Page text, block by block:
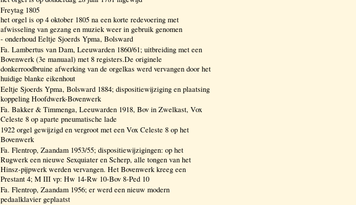
Freytag 1805
het orgel is op 4 oktober 1805 na een korte redevoering met
afwisseling van gezang en muziek weer in gebruik genomen
- onderhoud Eeltje Sjoerds Ypma, Bolsward
Fa. Lambertus van Dam, Leeuwarden 1860/61; uitbreiding met een
Bovenwerk (3e manuaal) met 8 registers.De originele
donkerroodbruine afwerking van de orgelkas werd vervangen door het
huidige blanke eikenhout
Eeltje Sjoerds Ypma, Bolsward 1884; dispositiewijziging en plaatsing
koppeling Hoofdwerk-Bovenwerk
Fa. Bakker & Timmenga, Leeuwarden 1918, Bov in Zwelkast, Vox
Celeste 8 op aparte pneumatische lade
1922 orgel gewijzigd en vergroot met een Vox Celeste 8 op het
Bovenwerk
Fa. Flentrop, Zaandam 1953/55; dispositiewijzigingen: op het
Rugwerk een nieuwe Sexquiater en Scherp, alle tongen van het
Hinsz-pijpwerk werden vervangen. Het Bovenwerk kreeg een
Prestant 4; M III vp: Hw 14-Rw 10-Bov 8-Ped 10
Fa. Flentrop, Zaandam 1956; er werd een nieuw modern
pedaalklavier geplaatst